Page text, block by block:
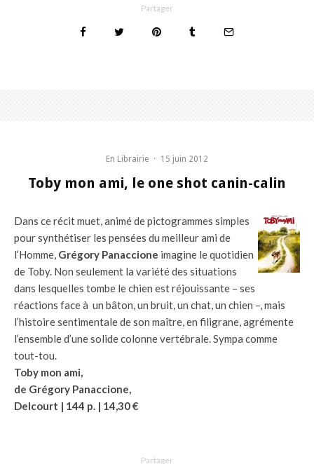
Partager
En Librairie · 15 juin 2012
Toby mon ami, le one shot canin-calin
Dans ce récit muet, animé de pictogrammes simples
pour synthétiser les pensées du meilleur ami de
l’Homme, Grégory Panaccione imagine le quotidien
de Toby. Non seulement la variété des situations
dans lesquelles tombe le chien est réjouissante – ses
réactions face à un bâton, un bruit, un chat, un chien –, mais
l’histoire sentimentale de son maître, en filigrane, agrémente
l’ensemble d’une solide colonne vertébrale. Sympa comme
tout-tou.
Toby mon ami,
de Grégory Panaccione,
Delcourt | 144 p. | 14,30 €
Partager